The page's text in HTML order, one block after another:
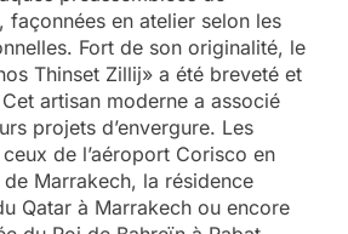
façonnées en atelier selon les
Fort de son originalité, le
Thinset Zillij» a été breveté et
artisan moderne a associé
projets d’envergure. Les
de l’aéroport Corisco en
Marrakech, la résidence
Qatar à Marrakech ou encore